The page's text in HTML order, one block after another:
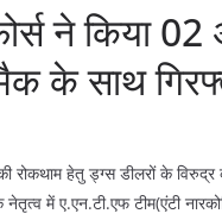
ने किया
के साथ
रोकथाम हेतु ड्ग्स डीलरों के
में ए.एन.टी.एफ टीम(एंटी